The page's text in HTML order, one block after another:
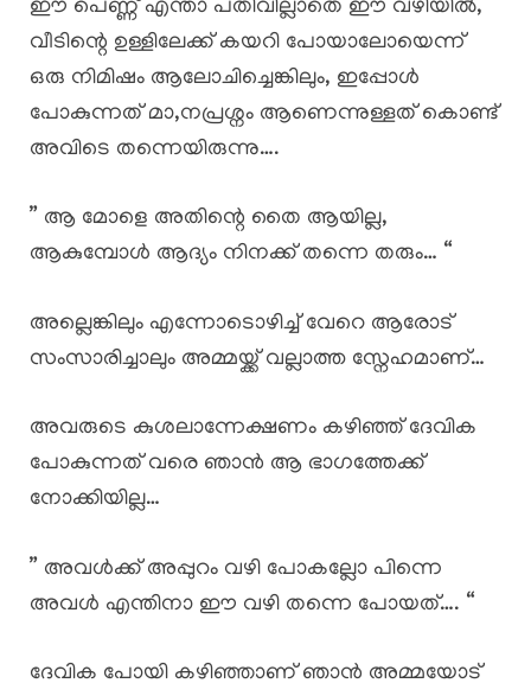
ഈ പെണ്ണ് എന്താ പതിവില്ലാതെ ഈ വഴിയിൽ,
വീടിന്റെ ഉള്ളിലേക്ക് കയറി പോയാലോയെന്ന്
ഒരു നിമിഷം ആലോചിച്ചെങ്കിലും, ഇപ്പോൾ
പോകുന്നത് മാ,നപ്രശ്നം ആണെന്നുള്ളത് കൊണ്ട്
അവിടെ തന്നെയിരുന്നു….
” ആ മോളെ അതിന്റെ തൈ ആയില്ല,
ആകുമ്പോൾ ആദ്യം നിനക്ക് തന്നെ തരും… “
അല്ലെങ്കിലും എന്നോടൊഴിച്ച് വേറെ ആരോട്
സംസാരിച്ചാലും അമ്മയ്ക്ക് വല്ലാത്ത സ്നേഹമാണ്…
അവരുടെ കുശലാന്നേക്ഷണം കഴിഞ്ഞ് ദേവിക
പോകുന്നത് വരെ ഞാൻ ആ ഭാഗത്തേക്ക്‌
നോക്കിയില്ല…
” അവൾക്ക് അപ്പുറം വഴി പോകല്ലോ പിന്നെ
അവൾ എന്തിനാ ഈ വഴി തന്നെ പോയത്…. “
ദേവിക പോയി കഴിഞ്ഞാണ് ഞാൻ അമ്മയോട്